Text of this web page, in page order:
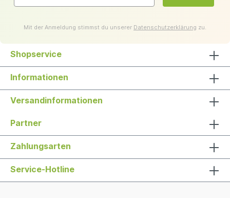
Mit der Anmeldung stimmst du unserer Datenschutzerklärung zu.
Shopservice
Informationen
Versandinformationen
Partner
Zahlungsarten
Service-Hotline